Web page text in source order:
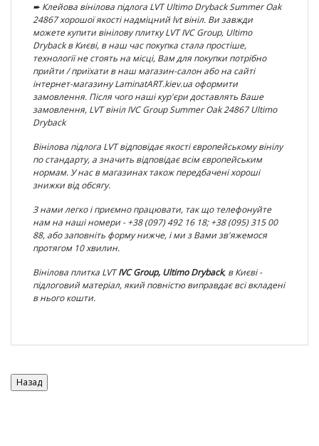
➨ Клейова вінілова підлога LVT Ultimo Dryback Summer Oak
24867хорошої якості надміцний lvt вініл. Ви завжди
можете купити вінілову плитку LVTIVC Group, Ultimo
Drybackв Києві, в наш час покупка стала простіше,
технології не стоять на місці, Вам для покупки потрібно
прийти / приїхати в наш магазин-салон або на сайті
інтернет-магазину LaminatART.kiev.ua оформити
замовлення. Після чого наші кур'єри доставлять Ваше
замовлення, LVT вінілIVC Group Summer Oak 24867 Ultimo
Dryback
Вінілова підлога LVT відповідає якості європейському вінілу
постандарту, а значить відповідає всім європейським
нормам. У нас в магазинах також передбачені хороші
знижки від обсягу.
З нами легко і приємно працювати, так що телефонуйте
нам на наші номери - +38 (097) 492 16 18; +38 (095) 315 00
88, або заповніть форму нижче, і ми з Вами зв'яжемося
протягом 10 хвилин.
Вінілова плитка LVTIVC Group, Ultimo Dryback, в Києві -
підлоговий матеріал, який повністю виправдає всі вкладені
в нього кошти.